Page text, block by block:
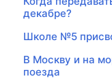
декабре?
Школе №5
В Москву и на
поезда